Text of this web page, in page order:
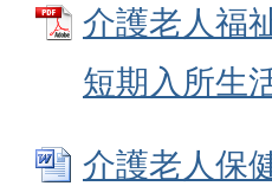
介護老人福
短期入所生
介護老人保